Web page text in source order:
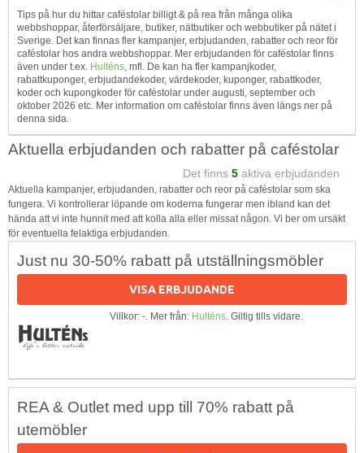
Tagg
RSS
Tips på hur du hittar caféstolar billigt & på rea från många olika
webbshoppar, återförsäljare, butiker, nätbutiker och webbutiker på nätet i
Sverige. Det kan finnas fler kampanjer, erbjudanden, rabatter och reor för
caféstolar hos andra webbshoppar. Mer erbjudanden för caféstolar finns
även under t.ex. Hulténs, mfl. De kan ha fler kampanjkoder,
rabattkuponger, erbjudandekoder, värdekoder, kuponger, rabattkoder,
koder och kupongkoder för caféstolar under augusti, september och
oktober 2026 etc. Mer information om caféstolar finns även längs ner på
denna sida.
Aktuella erbjudanden och rabatter på caféstolar
Det finns 5 aktiva erbjudanden
Aktuella kampanjer, erbjudanden, rabatter och reor på caféstolar som ska
fungera. Vi kontrollerar löpande om koderna fungerar men ibland kan det
hända att vi inte hunnit med att kolla alla eller missat någon. Vi ber om ursäkt
för eventuella felaktiga erbjudanden.
Just nu 30-50% rabatt på utställningsmöbler
VISA ERBJUDANDE
Villkor: -. Mer från: Hulténs. Giltig tills vidare.
REA & Outlet med upp till 70% rabatt på
utemöbler